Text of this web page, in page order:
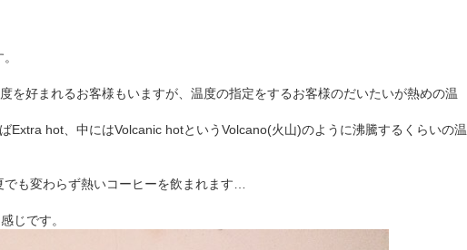
を好まれるお客様もいますが、温度の指定をするお客様のだいたいが熱めの温
Extra hot、中にはVolcanic hotというVolcano(火山)のように沸騰するくらいの温
も変わらず熱いコーヒーを飲まれます…
じです。